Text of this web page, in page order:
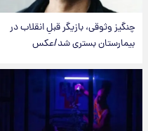
چنگیز وثوقی، بازیگر قبلِ انقلاب در
بیمارستان بستری شد/عکس